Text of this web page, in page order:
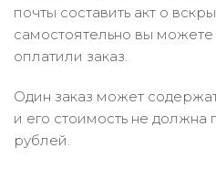
почты составить акт о
самостоятельно вы можете
оплатили заказ.
Один заказ может
и его стоимость не должна
рублей.